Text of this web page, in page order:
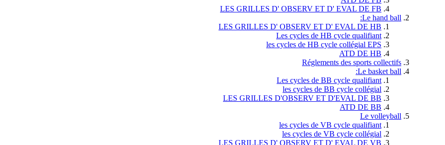
LES GRILLES D' OBSERV ET D' EVAL DE FB
Le hand ball:
LES GRILLES D' OBSERV ET D' EVAL DE HB
Les cycles de HB cycle qualifiant
les cycles de HB cycle collégial EPS
ATD DE HB
Réglements des sports collectifs
Le basket ball:
Les cycles de BB cycle qualifiant
les cycles de BB cycle collégial
LES GRILLES D'OBSERV ET D'EVAL DE BB
ATD DE BB
Le volleyball
les cycles de VB cycle qualifiant
les cycles de VB cycle collégial
LES GRILLES D' OBSERV ET D' EVAL DE VB